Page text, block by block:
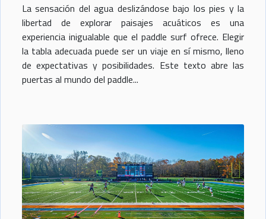
La sensación del agua deslizándose bajo los pies y la
libertad de explorar paisajes acuáticos es una
experiencia inigualable que el paddle surf ofrece. Elegir
la tabla adecuada puede ser un viaje en sí mismo, lleno
de expectativas y posibilidades. Este texto abre las
puertas al mundo del paddle...